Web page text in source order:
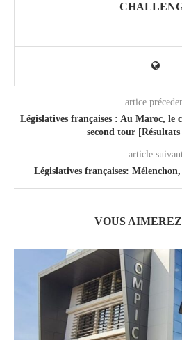
artice
Législatives françaises : Au Maroc, le
second tour
article
Législatives françaises:
VOUS